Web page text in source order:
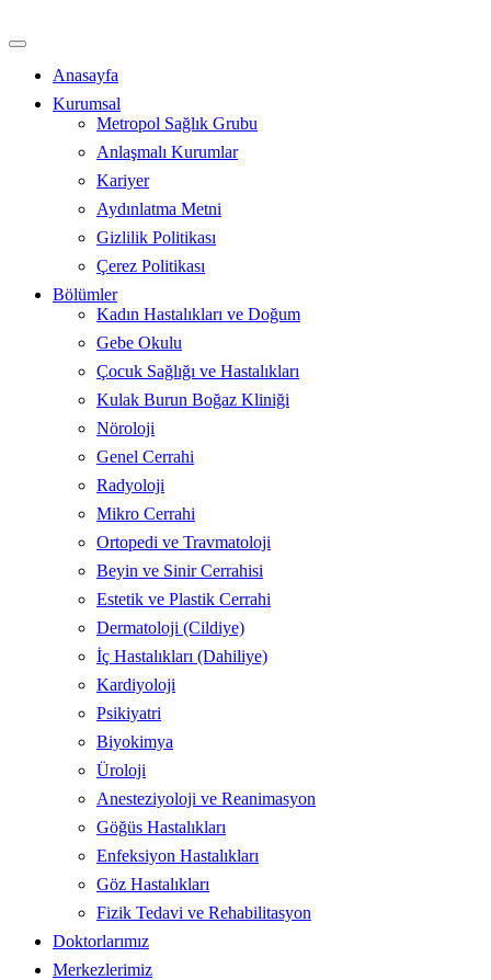
atla
Anasayfa
Kurumsal
Metropol Sağlık Grubu
Anlaşmalı Kurumlar
Kariyer
Aydınlatma Metni
Gizlilik Politikası
Çerez Politikası
Bölümler
Kadın Hastalıkları ve Doğum
Gebe Okulu
Çocuk Sağlığı ve Hastalıkları
Kulak Burun Boğaz Kliniği
Nöroloji
Genel Cerrahi
Radyoloji
Mikro Cerrahi
Ortopedi ve Travmatoloji
Beyin ve Sinir Cerrahisi
Estetik ve Plastik Cerrahi
Dermatoloji (Cildiye)
İç Hastalıkları (Dahiliye)
Kardiyoloji
Psikiyatri
Biyokimya
Üroloji
Anesteziyoloji ve Reanimasyon
Göğüs Hastalıkları
Enfeksiyon Hastalıkları
Göz Hastalıkları
Fizik Tedavi ve Rehabilitasyon
Doktorlarımız
Merkezlerimiz